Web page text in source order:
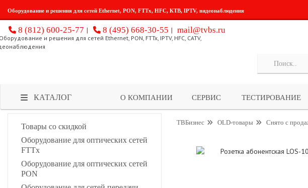
Оборудование и решения для сетей Ethernet, PON, FTTx, HFC, КТВ, IPTV, видеонаблюдения
8 (812) 600-25-77 8 (495) 668-30-55 mail@tvbs.ru
КАТАЛОГ О КОМПАНИИ СЕРВИС ТЕСТИРОВАНИЕ
Товары со скидкой
Оборудование для оптических сетей
FTTx
Оборудование для оптических сетей
PON
ТВБизнес OLD-товары Снято с